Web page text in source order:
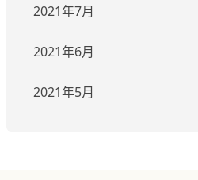
2021年7月
2021年6月
2021年5月